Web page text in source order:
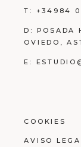
T: +34984
D: POSADA
OVIEDO,
E:
COOKIES
AVISO